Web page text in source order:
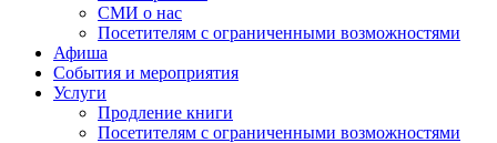
СМИ о нас
Посетителям с ограниченными возможностями
Афиша
События и мероприятия
Услуги
Продление книги
Посетителям с ограниченными возможностями